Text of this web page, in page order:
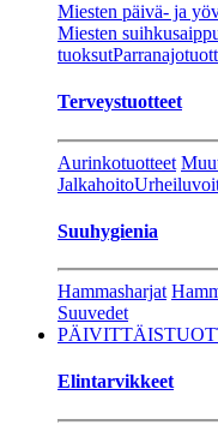
Miesten päivä- ja
Miesten
tuoksut
Terveystuotteet
Aurinkotuotteet
Jalkahoito
Suuhygienia
Hammasharjat
Suuvedet
Elintarvikkeet